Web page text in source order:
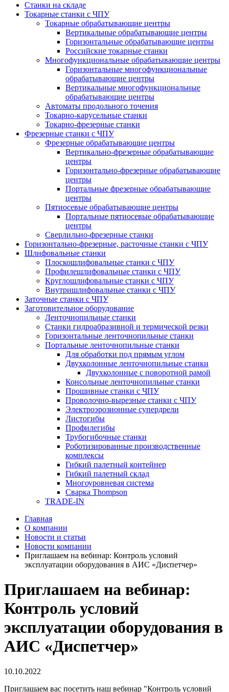
Станки на складе
Токарные станки с ЧПУ
Токарные обрабатывающие центры
Вертикальные обрабатывающие центры
Горизонтальные обрабатывающие центры
Российские токарные станки
Многофункциональные обрабатывающие центры
Горизонтальные многофункциональные
обрабатывающие центры
Вертикальные многофункциональные
обрабатывающие центры
Автоматы продольного точения
Токарно-карусельные станки
Токарно-фрезерные станки
Фрезерные станки с ЧПУ
Фрезерные обрабатывающие центры
Вертикально-фрезерные обрабатывающие
центры
Горизонтально-фрезерные обрабатывающие
центры
Портальные фрезерные обрабатывающие
центры
Пятиосевые обрабатывающие центры
Портальные пятиосевые обрабатывающие
центры
Сверлильно-фрезерные станки
Горизонтально-фрезерные, расточные станки с ЧПУ
Шлифовальные станки
Плоскошлифовальные станки с ЧПУ
Профилешлифовальные станки с ЧПУ
Круглошлифовальные станки с ЧПУ
Внутришлифовальные станки с ЧПУ
Заточные станки с ЧПУ
Заготовительное оборудование
Ленточнопильные станки
Станки гидроабразивной и термической резки
Горизонтальные ленточнопильные станки
Портальные ленточнопильные станки
Для обработки под прямым углом
Двухколонные ленточнопильные станки
Двухколонные с поворотной рамой
Консольные ленточнопильные станки
Прошивные станки с ЧПУ
Проволочно-вырезные станки с ЧПУ
Электроэрозионные супердрели
Листогибы
Профилегибы
Трубогибочные станки
Роботизированные производственные
комплексы
Гибкий палетный контейнер
Гибкий палетный склад
Многоуровневая система
Сварка Thompson
TRADE-IN
Главная
О компании
Новости и статьи
Новости компании
Приглашаем на вебинар: Контроль условий
эксплуатации оборудования в АИС «Диспетчер»
Приглашаем на вебинар:
Контроль условий
эксплуатации оборудования в
АИС «Диспетчер»
10.10.2022
Приглашаем вас посетить наш вебинар "Контроль условий